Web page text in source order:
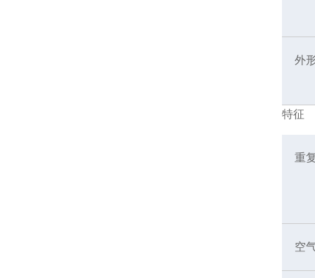
外
特征
重
空